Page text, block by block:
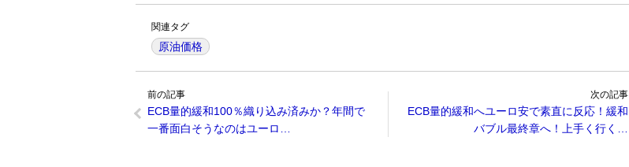
関連タグ
原油価格
前の記事
ECB量的緩和100％織り込み済みか？年間で
一番面白そうなのはユーロ…
次の記事
ECB量的緩和へユーロ安で素直に反応！緩和
バブル最終章へ！上手く行く…